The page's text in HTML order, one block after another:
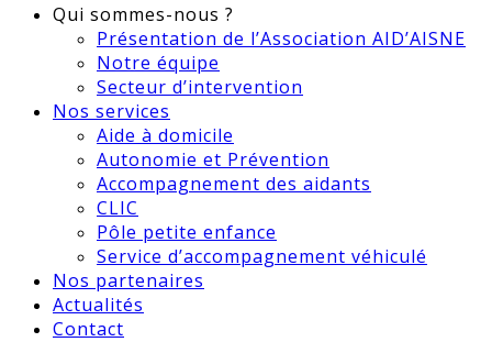
Qui sommes-nous ?
Présentation de l’Association AID’AISNE
Notre équipe
Secteur d’intervention
Nos services
Aide à domicile
Autonomie et Prévention
Accompagnement des aidants
CLIC
Pôle petite enfance
Service d’accompagnement véhiculé
Nos partenaires
Actualités
Contact